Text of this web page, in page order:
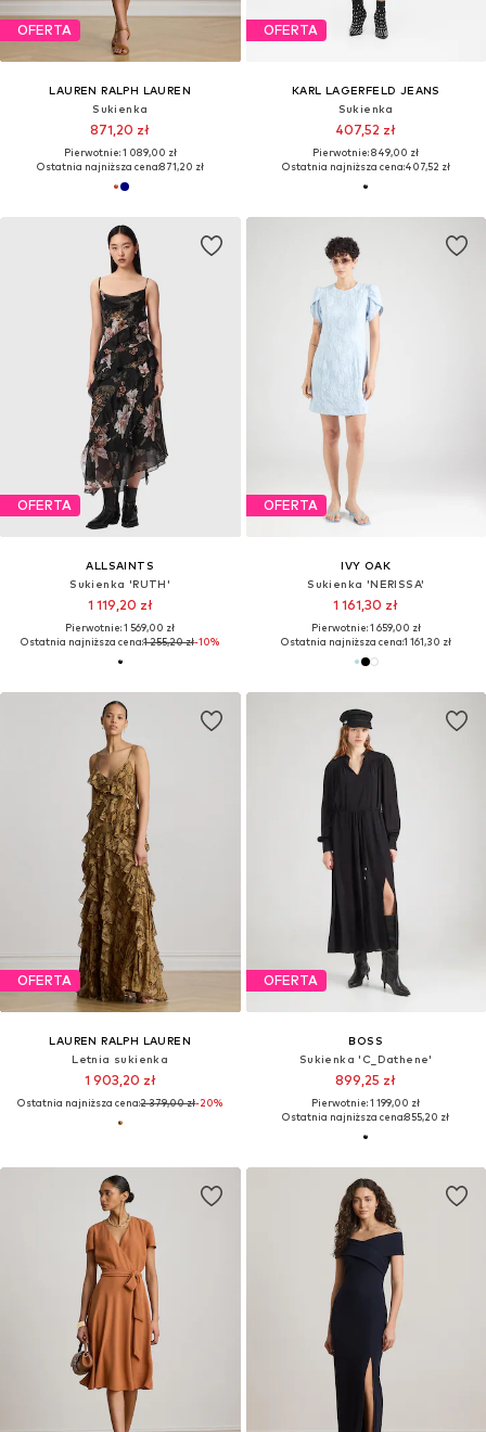
OFERTA
LAUREN RALPH LAUREN
Sukienka
871,20 zł
Pierwotnie: 1 089,00 zł
Ostatnia najniższa cena:871,20 zł
OFERTA
KARL LAGERFELD JEANS
Sukienka
407,52 zł
Pierwotnie: 849,00 zł
Ostatnia najniższa cena:407,52 zł
OFERTA
ALLSAINTS
Sukienka 'RUTH'
1 119,20 zł
Pierwotnie: 1 569,00 zł
Ostatnia najniższa cena:1 255,20 zł-10%
OFERTA
IVY OAK
Sukienka 'NERISSA'
1 161,30 zł
Pierwotnie: 1 659,00 zł
Ostatnia najniższa cena:1 161,30 zł
OFERTA
LAUREN RALPH LAUREN
Letnia sukienka
1 903,20 zł
Ostatnia najniższa cena:2 379,00 zł-20%
OFERTA
BOSS
Sukienka 'C_Dathene'
899,25 zł
Pierwotnie: 1 199,00 zł
Ostatnia najniższa cena:855,20 zł